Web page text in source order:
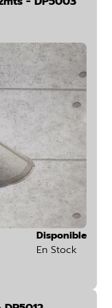
Disponible
En Stock